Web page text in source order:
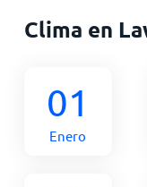
Clima en
01
Enero